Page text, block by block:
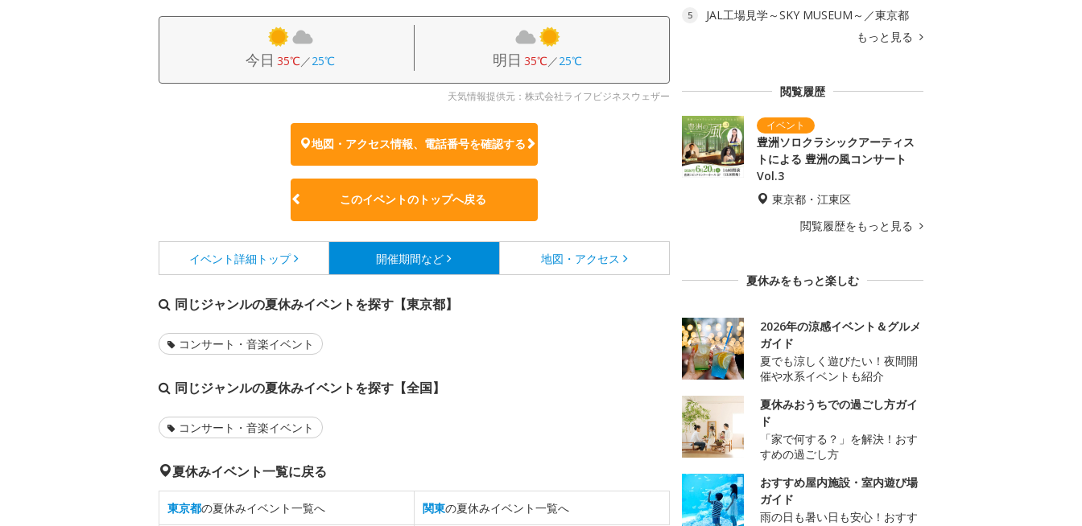
今日 35℃／25℃ 明日 35℃／25℃
天気情報提供元：株式会社ライフビジネスウェザー
地図・アクセス情報、電話番号を確認する
このイベントのトップへ戻る
イベント詳細 トップ 開催期間など 地図・アクセス
同じジャンルの夏休みイベントを探す【東京都】
コンサート・音楽イベント
同じジャンルの夏休みイベントを探す【全国】
コンサート・音楽イベント
夏休みイベント一覧に戻る
東京都の夏休みイベント一覧へ 関東の夏休みイベント一覧へ
5
JAL工場見学～SKY MUSEUM～／東京都
もっと見る
閲覧履歴
豊洲ソロクラシックアーティス
トによる 豊洲の風コンサート
Vol.3
東京都・江東区
閲覧履歴をもっと見る
夏休みをもっと楽しむ
2026年の涼感イベント＆グルメ
ガイド
夏でも涼しく遊びたい！夜間開
催や水系イベントも紹介
夏休みおうちでの過ごし方ガイ
ド
「家で何する？」を解決！おす
すめの過ごし方
おすすめ屋内施設・室内遊び場
ガイド
雨の日も暑い日も安心！おすす